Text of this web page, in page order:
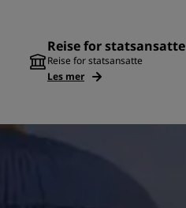
Reise for statsansatte
Reise for statsansatte
Les mer